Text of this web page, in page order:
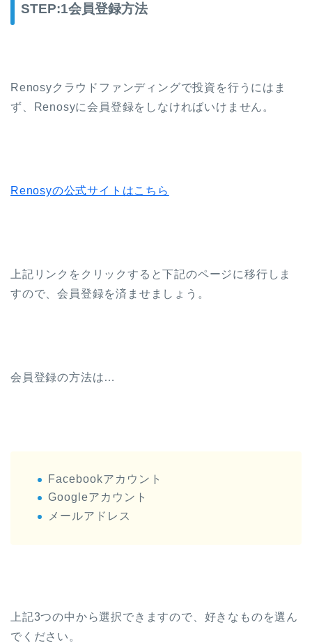
STEP:1会員登録方法
Renosyクラウドファンディングで投資を行うにはま
ず、Renosyに会員登録をしなければいけません。
Renosyの公式サイトはこちら
上記リンクをクリックすると下記のページに移行しま
すので、会員登録を済ませましょう。
会員登録の方法は…
Facebookアカウント
Googleアカウント
メールアドレス
上記3つの中から選択できますので、好きなものを選ん
でください。